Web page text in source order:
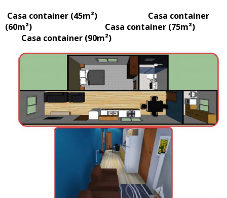
Casa container (45m²) Casa container
(60m²) Casa container (75m²)
Casa container (90m²)